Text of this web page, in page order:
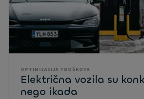
OPTIMIZACIJA TROŠKOVA
Električna vozila su
nego ikada